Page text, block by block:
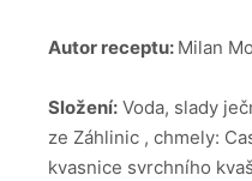
Autor receptu: Milan
Složení: Voda, slady
ze Záhlinic , chmely:
kvasnice svrchního